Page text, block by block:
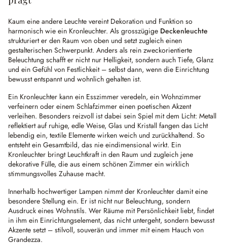
Kaum eine andere Leuchte vereint Dekoration und Funktion so
harmonisch wie ein Kronleuchter. Als grosszügige Deckenleuchte
strukturiert er den Raum von oben und setzt zugleich einen
gestalterischen Schwerpunkt. Anders als rein zweckorientierte
Beleuchtung schafft er nicht nur Helligkeit, sondern auch Tiefe, Glanz
und ein Gefühl von Festlichkeit – selbst dann, wenn die Einrichtung
bewusst entspannt und wohnlich gehalten ist.
Ein Kronleuchter kann ein Esszimmer veredeln, ein Wohnzimmer
verfeinern oder einem Schlafzimmer einen poetischen Akzent
verleihen. Besonders reizvoll ist dabei sein Spiel mit dem Licht: Metall
reflektiert auf ruhige, edle Weise, Glas und Kristall fangen das Licht
lebendig ein, textile Elemente wirken weich und zurückhaltend. So
entsteht ein Gesamtbild, das nie eindimensional wirkt. Ein
Kronleuchter bringt Leuchtkraft in den Raum und zugleich jene
dekorative Fülle, die aus einem schönen Zimmer ein wirklich
stimmungsvolles Zuhause macht.
Innerhalb hochwertiger Lampen nimmt der Kronleuchter damit eine
besondere Stellung ein. Er ist nicht nur Beleuchtung, sondern
Ausdruck eines Wohnstils. Wer Räume mit Persönlichkeit liebt, findet
in ihm ein Einrichtungselement, das nicht untergeht, sondern bewusst
Akzente setzt – stilvoll, souverän und immer mit einem Hauch von
Grandezza.